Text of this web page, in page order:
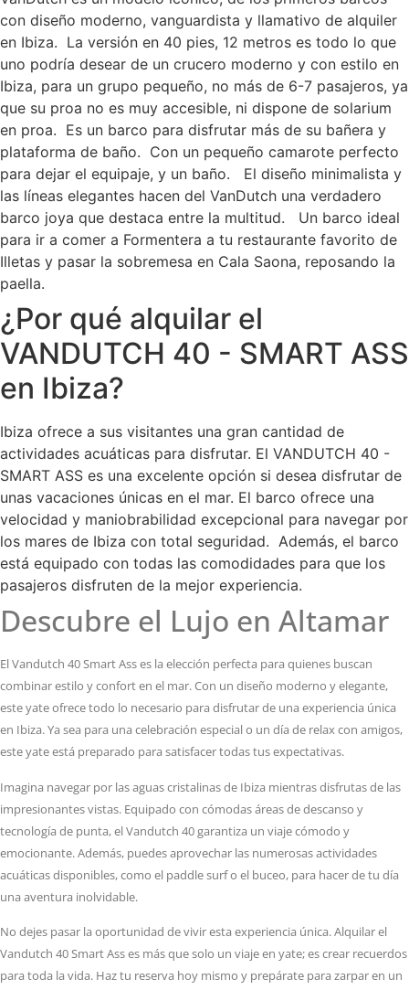
con diseño moderno, vanguardista y llamativo de alquiler
en Ibiza. La versión en 40 pies, 12 metros es todo lo que
uno podría desear de un crucero moderno y con estilo en
Ibiza, para un grupo pequeño, no más de 6-7 pasajeros, ya
que su proa no es muy accesible, ni dispone de solarium
en proa. Es un barco para disfrutar más de su bañera y
plataforma de baño. Con un pequeño camarote perfecto
para dejar el equipaje, y un baño. El diseño minimalista y
las líneas elegantes hacen del VanDutch una verdadero
barco joya que destaca entre la multitud. Un barco ideal
para ir a comer a Formentera a tu restaurante favorito de
Illetas y pasar la sobremesa en Cala Saona, reposando la
paella.
¿Por qué alquilar el
VANDUTCH 40 - SMART ASS
en Ibiza?
Ibiza ofrece a sus visitantes una gran cantidad de
actividades acuáticas para disfrutar. El VANDUTCH 40 -
SMART ASS es una excelente opción si desea disfrutar de
unas vacaciones únicas en el mar. El barco ofrece una
velocidad y maniobrabilidad excepcional para navegar por
los mares de Ibiza con total seguridad. Además, el barco
está equipado con todas las comodidades para que los
pasajeros disfruten de la mejor experiencia.
Descubre el Lujo en Altamar
El Vandutch 40 Smart Ass es la elección perfecta para quienes buscan
combinar estilo y confort en el mar. Con un diseño moderno y elegante,
este yate ofrece todo lo necesario para disfrutar de una experiencia única
en Ibiza. Ya sea para una celebración especial o un día de relax con amigos,
este yate está preparado para satisfacer todas tus expectativas.
Imagina navegar por las aguas cristalinas de Ibiza mientras disfrutas de las
impresionantes vistas. Equipado con cómodas áreas de descanso y
tecnología de punta, el Vandutch 40 garantiza un viaje cómodo y
emocionante. Además, puedes aprovechar las numerosas actividades
acuáticas disponibles, como el paddle surf o el buceo, para hacer de tu día
una aventura inolvidable.
No dejes pasar la oportunidad de vivir esta experiencia única. Alquilar el
Vandutch 40 Smart Ass es más que solo un viaje en yate; es crear recuerdos
para toda la vida. Haz tu reserva hoy mismo y prepárate para zarpar en un